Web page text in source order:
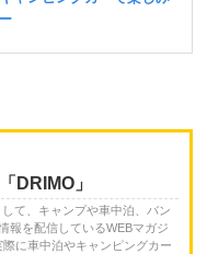
DRIMO」
て、キャンプや車中泊、バン
報を配信しているWEBマガジ
に車中泊やキャンピングカー